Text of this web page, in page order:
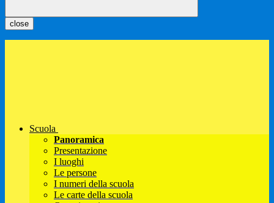
close
Scuola
Panoramica
Presentazione
I luoghi
Le persone
I numeri della scuola
Le carte della scuola